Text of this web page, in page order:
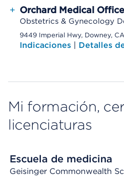
+ Orchard Medical
Obstetrics & Gynecology
9449 Imperial Hwy, Downey,
Indicaciones | Detalles
Mi formación,
licenciaturas
Escuela de medicina
Geisinger Commonwealth